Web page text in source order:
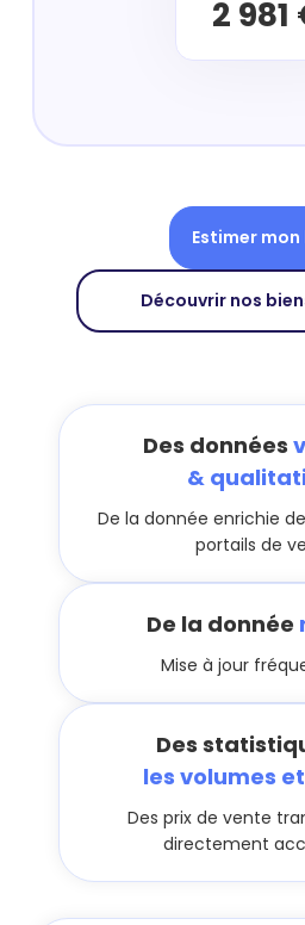
2 981
Estimer mon
Découvrir nos
Des données
&
De la donnée enrichie
portails de
De la donnée
Mise à jour
Des
les volumes
Des prix de vente
directement